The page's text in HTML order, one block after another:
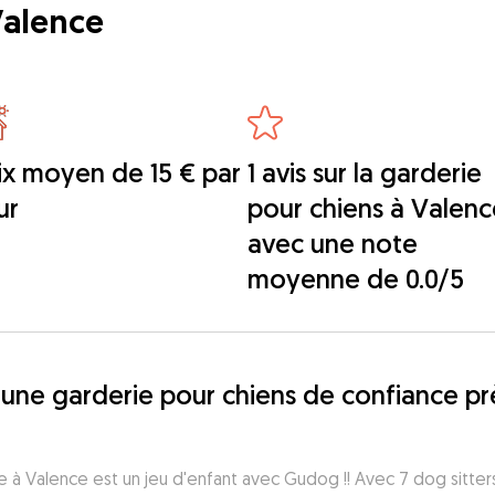
moyen de 15 € par 1 avis sur la garderie
pour chiens à
avec une note
moyenne de 0.0/5
garderie pour chiens de confiance
à Valence est un jeu d'enfant avec Gudog !! Avec 7 dog